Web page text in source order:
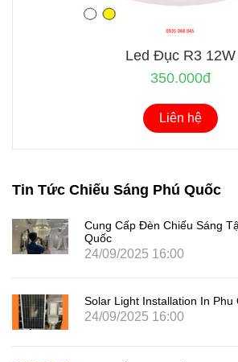
Led Đục R3 12W
350.000đ
Liên hệ
Tin Tức Chiếu Sáng Phú Quốc
Cung Cấp Đèn Chiếu Sáng
Quốc
24/09/2025 16:00
Solar Light Installation In Phu
24/09/2025 16:00